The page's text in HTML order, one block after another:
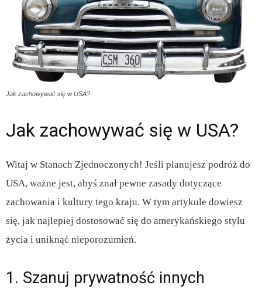
Jak zachowywać się w USA?
Jak zachowywać się w USA?
Witaj w Stanach Zjednoczonych! Jeśli planujesz podróż do
USA, ważne jest, abyś znał pewne zasady dotyczące
zachowania i kultury tego kraju. W tym artykule dowiesz
się, jak najlepiej dostosować się do amerykańskiego stylu
życia i uniknąć nieporozumień.
1. Szanuj prywatność innych